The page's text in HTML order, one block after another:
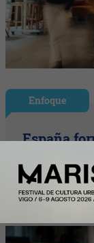
Enfoque
España